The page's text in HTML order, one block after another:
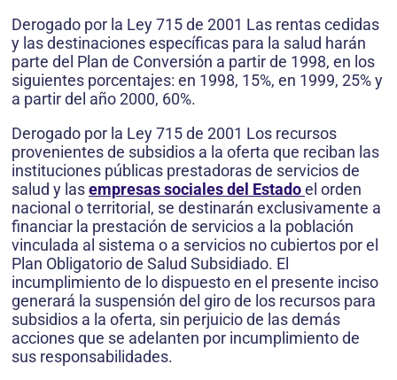
Derogado por la Ley 715 de 2001 Las rentas cedidas
y las destinaciones específicas para la salud harán
parte del Plan de Conversión a partir de 1998, en los
siguientes porcentajes: en 1998, 15%, en 1999, 25% y
a partir del año 2000, 60%.
Derogado por la Ley 715 de 2001 Los recursos
provenientes de subsidios a la oferta que reciban las
instituciones públicas prestadoras de servicios de
salud y lasempresas sociales del Estadoel orden
nacional o territorial, se destinarán exclusivamente a
financiar la prestación de servicios a la población
vinculada al sistema o a servicios no cubiertos por el
Plan Obligatorio de Salud Subsidiado. El
incumplimiento de lo dispuesto en el presente inciso
generará la suspensión del giro de los recursos para
subsidios a la oferta, sin perjuicio de las demás
acciones que se adelanten por incumplimiento de
sus responsabilidades.